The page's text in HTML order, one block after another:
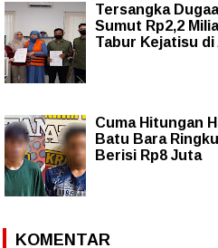
Tersangka
Sumut Rp2,2
Tabur Kejatisu
Cuma Hitungan
Batu Bara
Berisi Rp8 Juta
KOMENTAR